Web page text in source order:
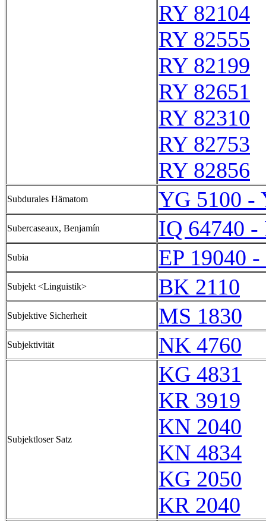
RY 82104
RY 82555
RY 82199
RY 82651
RY 82310
RY 82753
RY 82856
Subdurales Hämatom YG 5100 -
Subercaseaux, Benjamín IQ 64740 -
Subia EP 19040
Subjekt <Linguistik> BK 2110
Subjektive Sicherheit MS 1830
Subjektivität NK 4760
Subjektloser Satz
KG 4831
KR 3919
KN 2040
KN 4834
KG 2050
KR 2040